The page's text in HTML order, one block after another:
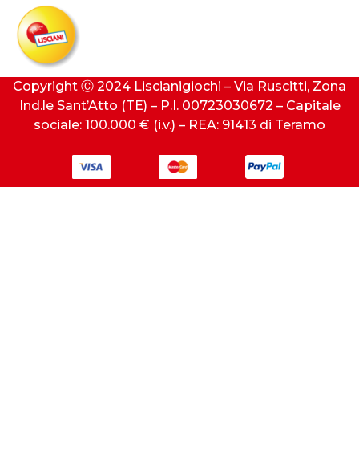
Copyright Ⓒ 2024 Liscianigiochi – Via Ruscitti, Zona
Ind.le Sant’Atto (TE) – P.I. 00723030672 – Capitale
sociale: 100.000 € (i.v.) – REA: 91413 di Teramo